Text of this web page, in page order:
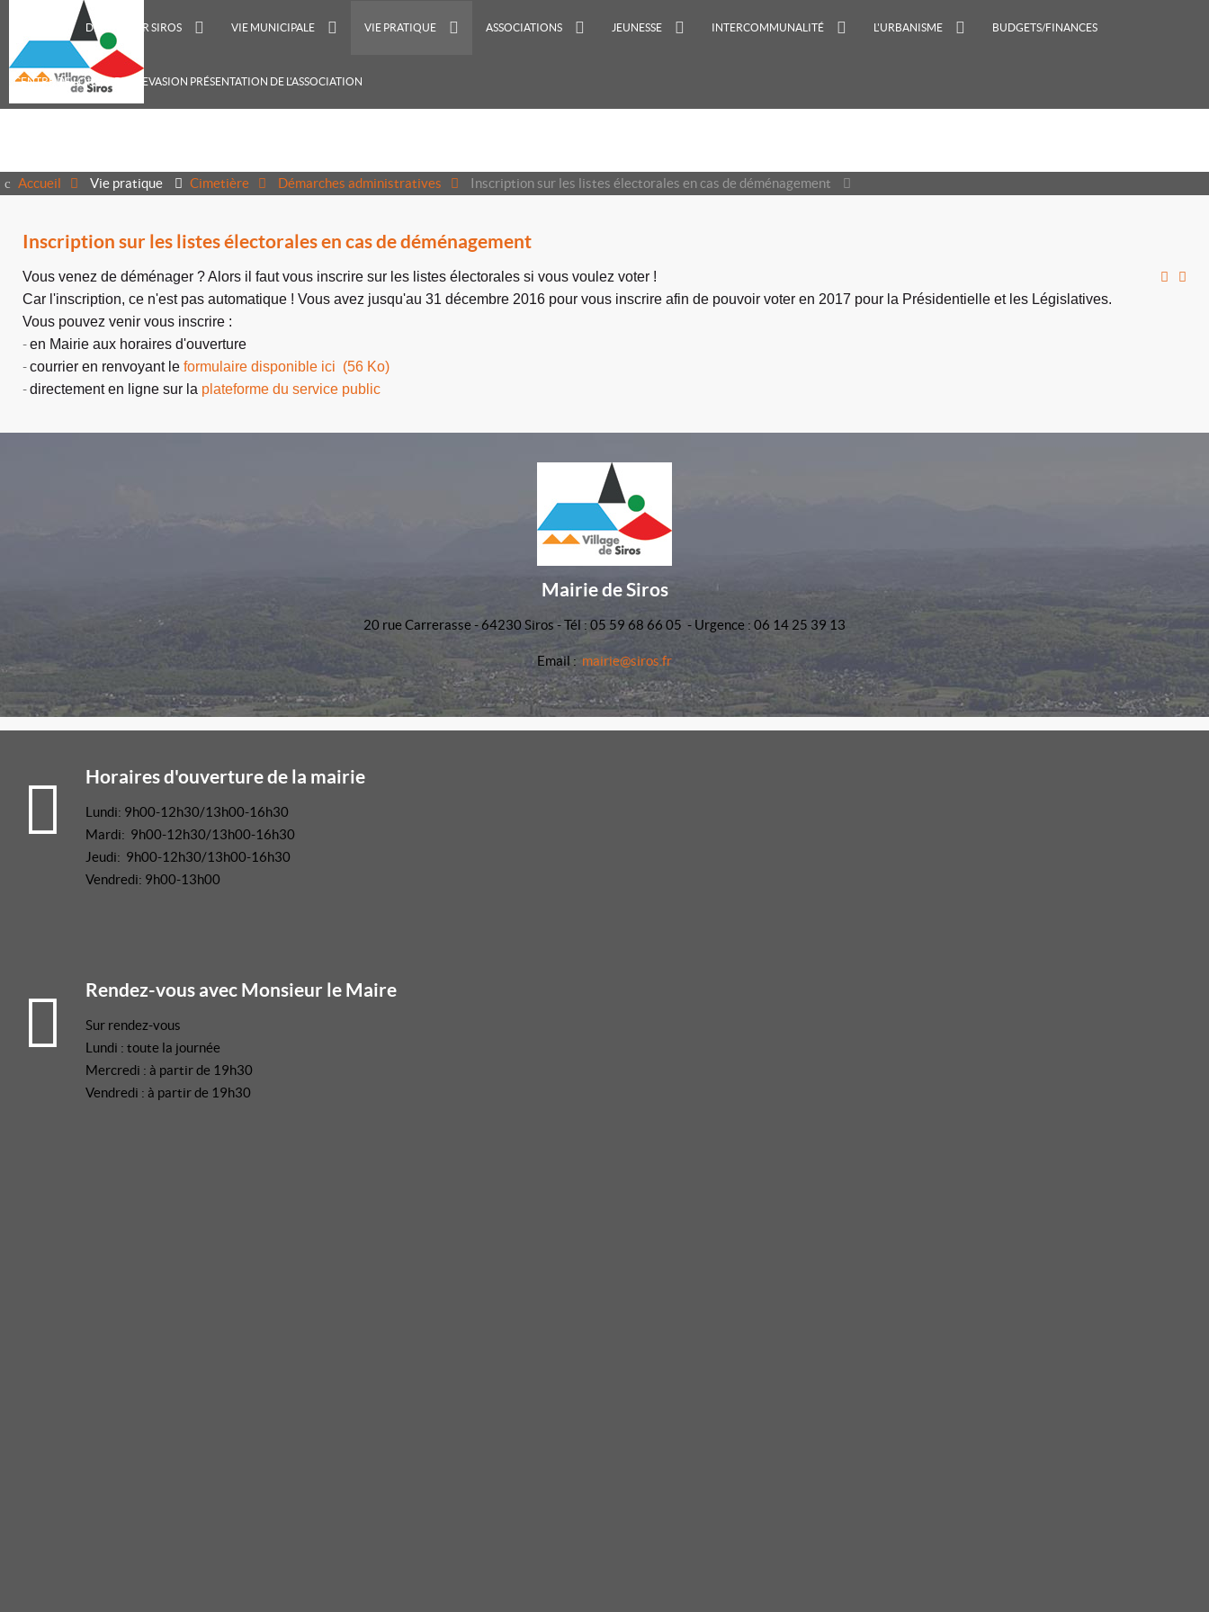
DÉCOUVRIR SIROS VIE MUNICIPALE VIE PRATIQUE ASSOCIATIONS JEUNESSE INTERCOMMUNALITÉ L'URBANISME BUDGETS/FINANCES
CENTRE DE LOISIRS RECREVASION PRÉSENTATION DE L'ASSOCIATION
Accueil Vie pratique Cimetière Démarches administratives Inscription sur les listes électorales en cas de déménagement
Inscription sur les listes électorales en cas de déménagement
Vous venez de déménager ? Alors il faut vous inscrire sur les listes électorales si vous voulez voter !
Car l'inscription, ce n'est pas automatique ! Vous avez jusqu'au 31 décembre 2016 pour vous inscrire afin de pouvoir voter en 2017 pour la Présidentielle et les Législatives.
Vous pouvez venir vous inscrire :
-en Mairie aux horaires d'ouverture
-courrier en renvoyant le formulaire disponible ici (56 Ko)
-directement en ligne sur la plateforme du service public
Mairie de Siros
20 rue Carrerasse - 64230 Siros - Tél : 05 59 68 66 05 - Urgence : 06 14 25 39 13
Email : mairie@siros.fr
Horaires d'ouverture de la mairie
Lundi: 9h00-12h30/13h00-16h30
Mardi: 9h00-12h30/13h00-16h30
Jeudi: 9h00-12h30/13h00-16h30
Vendredi: 9h00-13h00
Rendez-vous avec Monsieur le Maire
Sur rendez-vous
Lundi : toute la journée
Mercredi : à partir de 19h30
Vendredi : à partir de 19h30